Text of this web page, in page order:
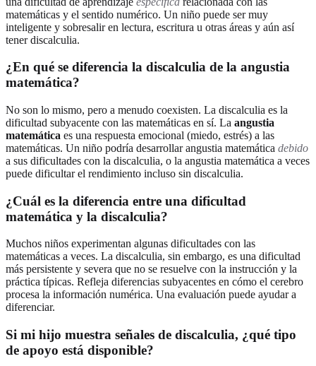
matemáticas y el sentido numérico. Un niño puede ser muy
inteligente y sobresalir en lectura, escritura u otras áreas y aún así
tener discalculia.
¿En qué se diferencia la discalculia de la angustia
matemática?
No son lo mismo, pero a menudo coexisten. La discalculia es la
dificultad subyacente con las matemáticas en sí. La angustia
matemática es una respuesta emocional (miedo, estrés) a las
matemáticas. Un niño podría desarrollar angustia matemática debido
a sus dificultades con la discalculia, o la angustia matemática a veces
puede dificultar el rendimiento incluso sin discalculia.
¿Cuál es la diferencia entre una dificultad
matemática y la discalculia?
Muchos niños experimentan algunas dificultades con las
matemáticas a veces. La discalculia, sin embargo, es una dificultad
más persistente y severa que no se resuelve con la instrucción y la
práctica típicas. Refleja diferencias subyacentes en cómo el cerebro
procesa la información numérica. Una evaluación puede ayudar a
diferenciar.
Si mi hijo muestra señales de discalculia, ¿qué tipo
de apoyo está disponible?